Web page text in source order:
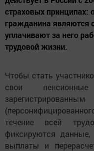
страховых принципах:
гражданина являются
уплачивают за него
трудовой жизни.
Чтобы стать
свои
течение всей
фиксируются
выплаты и